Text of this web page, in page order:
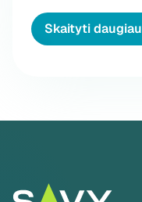
Skaityti daugiau